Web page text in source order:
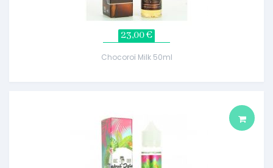
23,00 €
Chocoroï Milk 50ml